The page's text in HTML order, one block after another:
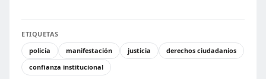
ETIQUETAS
policía
manifestación justicia
derechos ciudadanios
confianza institucional